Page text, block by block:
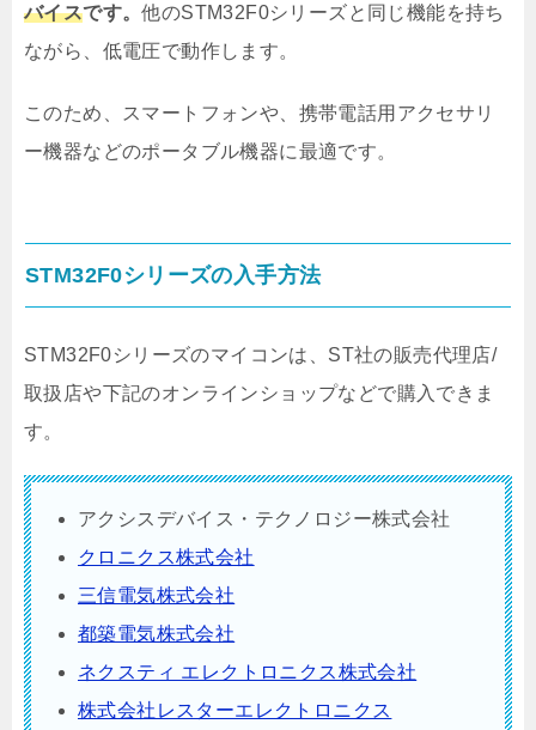
バイスです。他のSTM32F0シリーズと同じ機能を持ち
ながら、低電圧で動作します。
このため、スマートフォンや、携帯電話用アクセサリ
ー機器などのポータブル機器に最適です。
STM32F0シリーズの入手方法
STM32F0シリーズのマイコンは、ST社の販売代理店/
取扱店や下記のオンラインショップなどで購入できま
す。
アクシスデバイス・テクノロジー株式会社
クロニクス株式会社
三信電気株式会社
都築電気株式会社
ネクスティ エレクトロニクス株式会社
株式会社レスターエレクトロニクス